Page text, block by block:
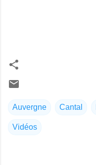
Auvergne Cantal
Vidéos